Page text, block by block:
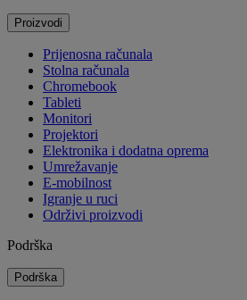
Proizvodi
Prijenosna računala
Stolna računala
Chromebook
Tableti
Monitori
Projektori
Elektronika i dodatna oprema
Umrežavanje
E-mobilnost
Igranje u ruci
Održivi proizvodi
Podrška
Podrška